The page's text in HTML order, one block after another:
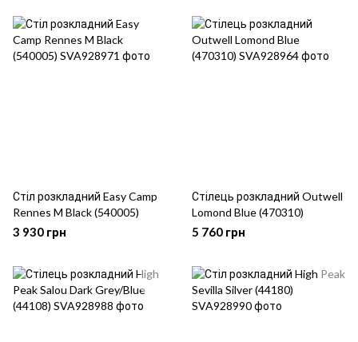
Стіл розкладний Easy Camp
Rennes M Black (540005)
3 930 грн
Стілець розкладний Outwell
Lomond Blue (470310)
5 760 грн